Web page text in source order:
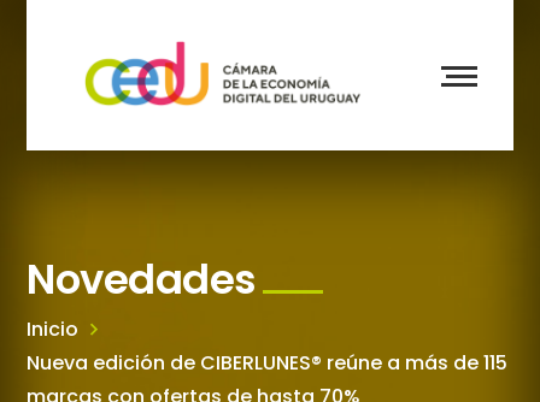
Novedades
Inicio
Nueva edición de CIBERLUNES® reúne a más de 115